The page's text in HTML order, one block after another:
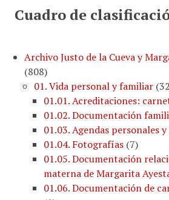
Cuadro de
Archivo Justo de la Cueva y
(808)
01. Vida personal y familiar (32
01.01. Acreditaciones:
01.02. Documentación
01.03. Agendas personales
01.04. Fotografías (7)
01.05. Documentación
materna de Margarita
01.06. Documentación de